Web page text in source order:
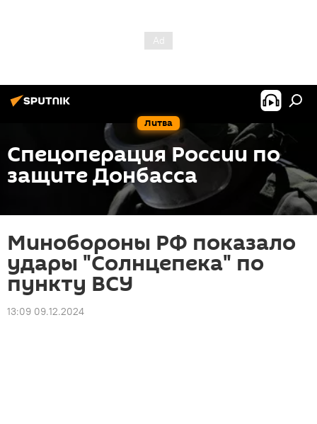
Литва
Спецоперация России по
защите Донбасса
Минобороны РФ показало
удары "Солнцепека" по
пункту ВСУ
13:09 09.12.2024